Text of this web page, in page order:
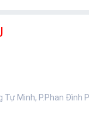
Tự Minh, P.Phan Đình